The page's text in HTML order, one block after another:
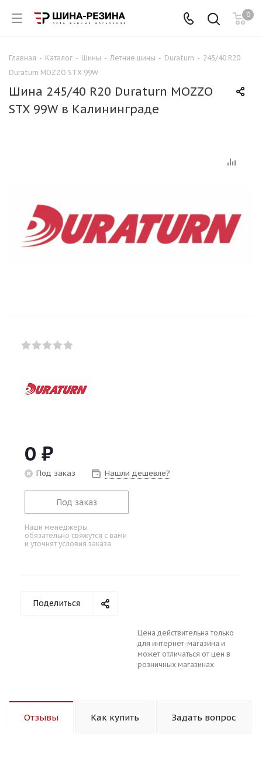
0
Главная - Каталог - Шины - Летние шины - Duraturn - 245/40 R20
Duraturn MOZZO STX 99W
Шина 245/40 R20 Duraturn MOZZO
STX 99W в Калининграде
0 ₽
Под заказ Нашли дешевле?
Под заказ
Наши менеджеры
обязательно свяжутся с вами
и уточнят условия заказа
Поделиться
Цена действительна только
для интернет-магазина и
может отличаться от цен в
розничных магазинах
Отзывы Как купить Задать вопрос